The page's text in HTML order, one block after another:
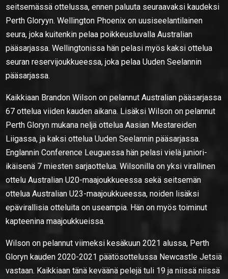
seitsemässä ottelussa, ennen paluuta seuraavaksi kaudeksi
Perth Gloryyn. Wellington Phoenix on uusiseelantilainen
seura, joka kuitenkin pelaa poikkeusluvalla Australian
pääsarjassa. Wellingtonissa hän pelasi myös kaksi ottelua
seuran reservijoukkueessa, joka pelaa Uuden Seelannin
pääsarjassa.
Kaikkiaan Brandon Wilson on pelannut Australian pääsarjassa
67 ottelua viiden kauden aikana. Lisäksi Wilson on pelannut
Perth Gloryn mukana neljä ottelua Aasian Mestareiden
Liigassa, ja kaksi ottelua Uuden Seelannin pääsarjassa.
Englannin Conference Leuguessa hän pelasi vielä juniori-
ikäisenä 7 miesten sarjaottelua. Wilsonilla on yksi virallinen
ottelu Australian U20-maajoukkueessa sekä seitsemän
ottelua Australian U23-maajoukkueessa, noiden lisäksi
epävirallisia otteluita on useampia. Hän on myös toiminut
kapteenina maajoukkueissa.
Wilson on pelannut viimeksi kesäkuun 2021 alussa, Perth
Gloryn kauden 2020-2021 päätösottelussa Newcastle Jetsiä
vastaan. Kaikkiaan tänä keväänä pelejä tuli 19 ja niissä niissä